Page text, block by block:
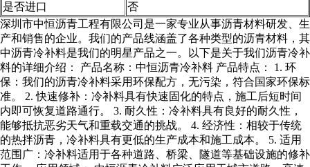
是否进口
否
深圳市中恒沥青工程有限公司是一家专业从事沥青材料研发、生
产和销售的企业。我们的产品线涵盖了各种类型的沥青材料，其
中沥青冷补料是我们的明星产品之一。以下是关于我们沥青冷补
料的详细介绍： 产品名称：中恒沥青冷补料 产品特点： 1. 环
保：我们的沥青冷补料采用环保配方，无污染，符合国家环保标
准。 2. 快速修补：冷补料具有快速固化的特点，施工后短时间
内即可恢复道路通行。 3. 耐久性：冷补料具有良好的耐久性，
能够抵抗恶劣天气和重载交通的挑战。 4. 经济性：相较于传统
的热拌沥青，冷补料具有更低的生产成本和施工成本。 5. 适用
范围广：冷补料适用于各种道路、桥梁、隧道等基础设施的修补